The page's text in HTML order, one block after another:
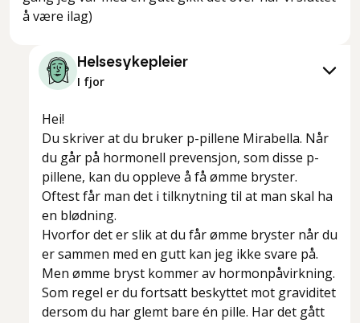
å være ilag)
Helsesykepleier
I fjor
Hei!
Du skriver at du bruker p-pillene Mirabella. Når
du går på hormonell prevensjon, som disse p-
pillene, kan du oppleve å få ømme bryster.
Oftest får man det i tilknytning til at man skal ha
en blødning.
Hvorfor det er slik at du får ømme bryster når du
er sammen med en gutt kan jeg ikke svare på.
Men ømme bryst kommer av hormonpåvirkning.
Som regel er du fortsatt beskyttet mot graviditet
dersom du har glemt bare én pille. Har det gått